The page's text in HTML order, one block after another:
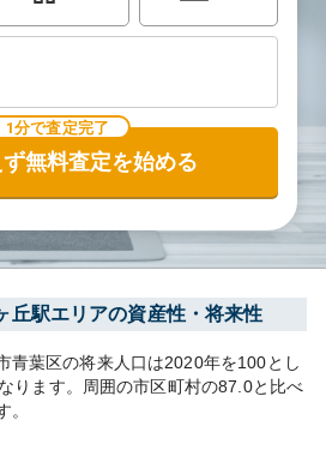
1分で査定完了
ず無料査定を始める
丘駅エリアの資産性・将来性
青葉区の将来人口は2020年を100とし
ります。 周囲の市区町村の87.0と比べ
。